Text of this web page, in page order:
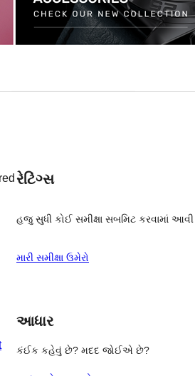
રેટિંગ્સ
હજુ સુધી કોઈ સમીક્ષા સબમિટ કરવામાં આવી
મારી સમીક્ષા ઉમેરો
આધાર
કંઈક કહેવું છે? મદદ જોઈએ છે?